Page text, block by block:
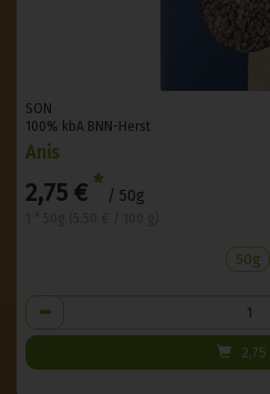
SON
100% kbA BNN-Herst
Anis
2,75 € * / 50g
50g
Anzahl
2,75